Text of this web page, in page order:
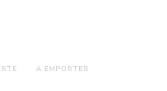
A EMPORTER